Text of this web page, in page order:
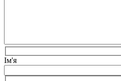
Ім'я